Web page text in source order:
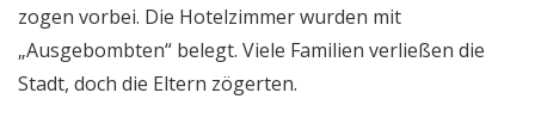
zogen vorbei. Die Hotelzimmer wurden mit
„Ausgebombten“ belegt. Viele Familien verließen die
Stadt, doch die Eltern zögerten.